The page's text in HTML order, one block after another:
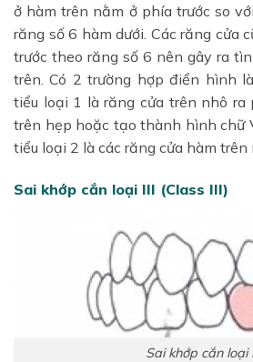
ở hàm trên nằm ở phía trước so
răng số 6 hàm dưới. Các răng cửa
trước theo răng số 6 nên gây ra
trên. Có 2 trường hợp điển hình
tiểu loại 1 là răng cửa trên nhô ra
trên hẹp hoặc tạo thành hình chữ
tiểu loại 2 là các răng cửa hàm trên
Sai khớp cắn loại III (Class III)
Sai khớp cắn loại